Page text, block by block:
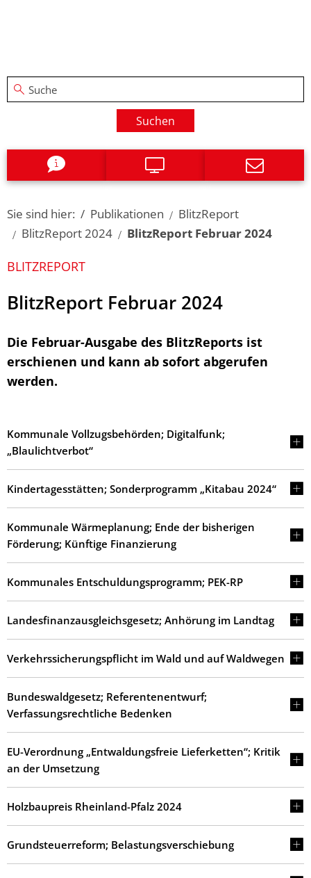
Suchen
Sie sind hier: Publikationen
BlitzReport
BlitzReport 2024
BlitzReport Februar 2024
BLITZREPORT
BlitzReport Februar 2024
Die Februar-Ausgabe des BlitzReports ist
erschienen und kann ab sofort abgerufen
werden.
Kommunale Vollzugsbehörden; Digitalfunk;
„Blaulichtverbot“
Kindertagesstätten; Sonderprogramm „Kitabau 2024“
Kommunale Wärmeplanung; Ende der bisherigen
Förderung; Künftige Finanzierung
Kommunales Entschuldungsprogramm; PEK-RP
Landesfinanzausgleichsgesetz; Anhörung im Landtag
Verkehrssicherungspflicht im Wald und auf Waldwegen
Bundeswaldgesetz; Referentenentwurf;
Verfassungsrechtliche Bedenken
EU-Verordnung „Entwaldungsfreie Lieferketten“; Kritik
an der Umsetzung
Holzbaupreis Rheinland-Pfalz 2024
Grundsteuerreform; Belastungsverschiebung